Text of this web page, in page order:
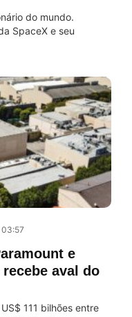
do mundo.
SpaceX e seu
e
aval do
111 bilhões entre